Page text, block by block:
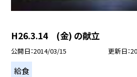
H26.3.14 (金) の献立
公開日 2014/03/15 更新日
給食